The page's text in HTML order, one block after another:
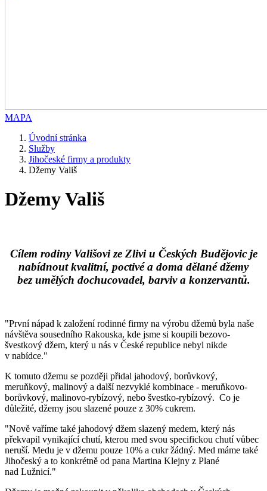
MAPA
Úvodní stránka
Služby
Jihočeské firmy a produkty
Džemy Vališ
Džemy Vališ
Cílem rodiny Vališovi ze Zlivi u Českých Budějovic je
nabídnout kvalitní, poctivé a doma dělané džemy
bez umělých dochucovadel, barviv a konzervantů.
"První nápad k založení rodinné firmy na výrobu džemů byla naše
návštěva sousedního Rakouska, kde jsme si koupili bezovo-
švestkový džem, který u nás v České republice nebyl nikde
v nabídce."
K tomuto džemu se později přidal jahodový, borůvkový,
meruňkový, malinový a další nezvyklé kombinace - meruňkovo-
borůvkový, malinovo-rybízový, nebo švestko-rybízový. Co je
důležité, džemy jsou slazené pouze z 30% cukrem.
"Nově vaříme také jahodový džem slazený medem, který nás
překvapil vynikající chutí, kterou med svou specifickou chutí vůbec
neruší. Medu je v džemu pouze 10% a cukr žádný. Med máme také
Jihočeský a to konkrétně od pana Martina Klejny z Plané
nad Lužnicí."